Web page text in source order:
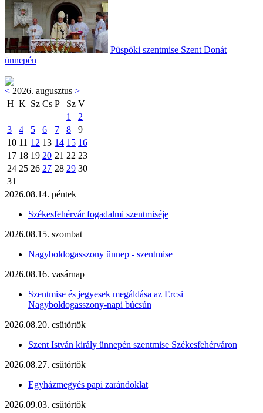
Püspöki szentmise Szent Donát
ünnepén
< 2026. augusztus >
H K Sz Cs P Sz V
1
2
3
4 5 6 7 8
9
10 11 12 13 14 15 16
17 18 19 20 21 22 23
24 25 26 27 28 29 30
31
2026.08.14. péntek
Székesfehérvár fogadalmi szentmiséje
2026.08.15. szombat
Nagyboldogasszony ünnep - szentmise
2026.08.16. vasárnap
Szentmise és jegyesek megáldása az Ercsi
Nagyboldogasszony-napi búcsún
2026.08.20. csütörtök
Szent István király ünnepén szentmise Székesfehérváron
2026.08.27. csütörtök
Egyházmegyés papi zarándoklat
2026.09.03. csütörtök